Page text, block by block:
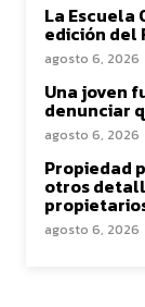
La
edición del
agosto 6, 2026
Una joven
denunciar
agosto 6, 2026
Propiedad
otros
agosto 6, 2026